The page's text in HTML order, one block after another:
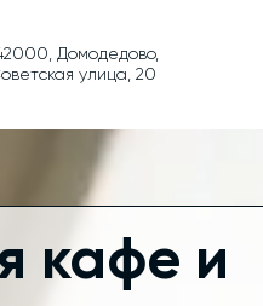
Домодедово,
улица, 20
кафе и